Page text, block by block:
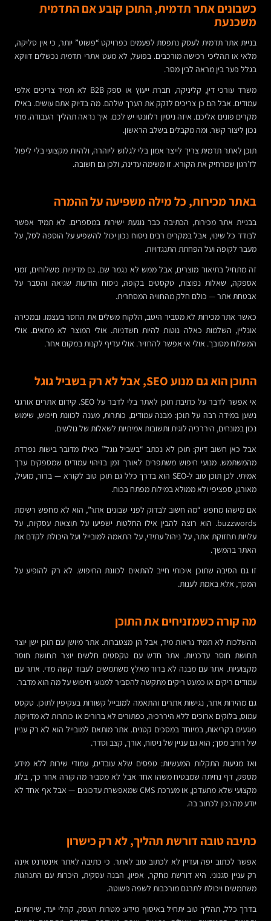
כשבונים אתר תדמית, התוכן קובע אם התדמית
משכנעת
בניית אתר תדמית לעסק נתפסת לפעמים כפרויקט “פשוט” יותר, כי אין סליקה,
מלאי או תהליכי רכישה מורכבים. בפועל, לא מעט אתרי תדמית נכשלים דווקא
בגלל פער בין מראה לבין מסר.
משרד עורכי דין, קליניקה, חברת ייעוץ או ספק B2B לא תמיד צריכים אלפי
עמודים. אבל הם כן צריכים לזקק את הערך שלהם. מה בדיוק אתם עושים. באילו
מקרים פונים אליכם. איזה ניסיון רלוונטי יש לכם. איך נראה תהליך העבודה. מתי
נכון ליצור קשר. ומה מקבלים בשלב הראשון.
תוכן לאתר תדמית צריך לייצר אמון בלי לגלוש ליוהרה, ולהיות מקצועי בלי ליפול
לז’רגון שמרחיק את הקורא. זו משימה עדינה, ולכן גם חשובה.
באתר מכירות, כל מילה משפיעה על ההמרה
בבניית אתר מכירות, הכתיבה כבר נוגעת ישירות במספרים. לא תמיד אפשר
לבודד כל שינוי, אבל במקרים רבים ניסוח נכון יכול להשפיע על הוספה לסל, על
מעבר לקופה ועל הפחתת התנגדויות.
זה מתחיל בתיאור מוצרים, אבל ממש לא נגמר שם. גם מדיניות משלוחים, זמני
אספקה, שאלות נפוצות, טקסטים בקופה, ניסוח הודעות שגיאה והסבר על
אבטחת אתר — כולם חלק מהחוויה המסחרית.
כאשר אתר מכירות לא מסביר היטב, הלקוח משלים את החסר בעצמו. ובמכירה
אונליין, השלמות כאלה נוטות להיות חשדניות. אולי המוצר לא מתאים. אולי
המשלוח מסובך. אולי אי אפשר להחזיר. אולי עדיף לקנות במקום אחר.
התוכן הוא גם מנוע SEO, אבל לא רק בשביל גוגל
אי אפשר לדבר על כתיבת תוכן לאתר בלי לדבר על SEO. קידום אתרים אורגני
נשען במידה רבה על תוכן: מבנה עמודים, כותרות, מענה לכוונת חיפוש, שימוש
נכון במונחים, היררכיה לוגית ותשובות אמיתיות לשאלות של גולשים.
אבל כאן חשוב דיוק: תוכן לא נכתב “בשביל גוגל” כאילו מדובר בישות נפרדת
מהמשתמש. מנועי חיפוש משתפרים לאורך זמן בזיהוי עמודים שמספקים ערך
אמיתי. לכן תוכן טוב ל-SEO הוא בדרך כלל גם תוכן טוב לקורא — ברור, מועיל,
מאורגן, ספציפי ולא ממולא במילות מפתח בכוח.
אם מישהו מחפש “מה חשוב לבדוק לפני שבונים אתר”, הוא לא מחפש רשימת
buzzwords. הוא רוצה להבין אילו החלטות ישפיעו על תוצאות עסקיות, על
עלויות תחזוקת אתר, על ניהול עתידי, על התאמה למובייל ועל היכולת לקדם את
האתר בהמשך.
זו גם הסיבה שתוכן איכותי חייב להתאים לכוונת החיפוש. לא רק להופיע על
המסך, אלא באמת לענות.
מה קורה כשמזניחים את התוכן
ההשלכות לא תמיד נראות מיד, אבל הן מצטברות. אתר מיושן עם תוכן ישן יוצר
תחושת חוסר עדכניות. אתר חדש עם טקסטים חלשים יוצר תחושת חוסר
מקצועיות. אתר עם מבנה לא ברור מאלץ משתמשים לעבוד קשה מדי. אתר עם
עמודים ריקים או כמעט ריקים מתקשה להסביר למנועי חיפוש על מה הוא מדבר.
גם מהירות אתר, נגישות אתרים והתאמה למובייל קשורות בעקיפין לתוכן. טקסט
עמוס, בלוקים ארוכים ללא היררכיה, כפתורים לא ברורים או כותרות לא מדויקות
פוגעים בקריאות, במיוחד במסכים קטנים. אתר מותאם למובייל הוא לא רק עניין
של רוחב מסך; הוא גם עניין של ניסוח, אורך, קצב וסדר.
ואז מגיעות התקלות המעשיות: טפסים שלא עובדים, עמודי שירות ללא מידע
מספק, דף נחיתה שמבטיח משהו אחד אבל לא מסביר מה קורה אחר כך, בלוג
מקצועי שלא מתעדכן, או מערכת CMS שמאפשרת עדכונים — אבל אף אחד לא
יודע מה נכון לכתוב בה.
כתיבה טובה דורשת תהליך, לא רק כישרון
אפשר לכתוב יפה ועדיין לא לכתוב טוב לאתר. כי כתיבה לאתר אינטרנט אינה
רק עניין סגנוני. היא דורשת מחקר, אפיון, הבנה עסקית, היכרות עם התנהגות
משתמשים ויכולת לתרגם מורכבות לשפה פשוטה.
בדרך כלל, תהליך טוב יתחיל באיסוף מידע: מטרות העסק, קהלי יעד, שירותים,